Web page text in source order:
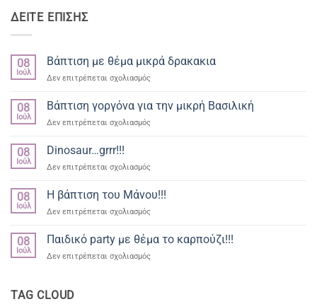
ΔΕΙΤΕ ΕΠΙΣΗΣ
08
Ιούλ
Βάπτιση με θέμα μικρά δρακακια
Δεν επιτρέπεται σχολιασμόςστο
θέμα
μικρά
08
Ιούλ
Βάπτιση γοργόνα για την μικρή Βασιλική
Δεν επιτρέπεται σχολιασμόςστο
την
Βασιλική
08
Ιούλ
Dinosaur…grrr!!!
Δεν επιτρέπεται σχολιασμόςστο
grrr!!!
08
Ιούλ
Η βάπτιση του Μάνου!!!
Δεν επιτρέπεται σχολιασμόςστο
Μάνου!!!
08
Ιούλ
Παιδικό party με θέμα το καρπούζι!!!
Δεν επιτρέπεται σχολιασμόςστο
TAG CLOUD